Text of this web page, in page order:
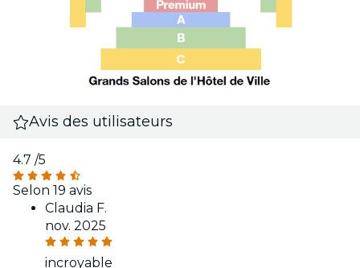
Avis des utilisateurs
4.7 /5
Selon 19 avis
Claudia F.
nov. 2025
incroyable